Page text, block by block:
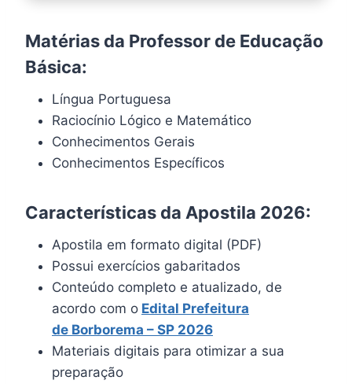
Matérias da Professor de Educação
Básica:
Língua Portuguesa
Raciocínio Lógico e Matemático
Conhecimentos Gerais
Conhecimentos Específicos
Características da Apostila 2026:
Apostila em formato digital (PDF)
Possui exercícios gabaritados
Conteúdo completo e atualizado, de
acordo com o Edital Prefeitura
de Borborema – SP 2026
Materiais digitais para otimizar a sua
preparação